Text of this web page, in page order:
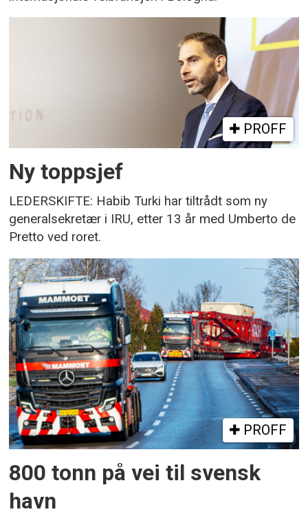
PROFF
Ny toppsjef
LEDERSKIFTE: Habib Turki har tiltrådt som ny
generalsekretær i IRU, etter 13 år med Umberto de
Pretto ved roret.
PROFF
800 tonn på vei til svensk
havn